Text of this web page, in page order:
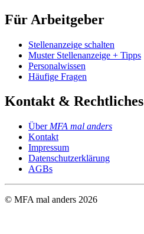
Für Arbeitgeber
Stellenanzeige schalten
Muster Stellenanzeige + Tipps
Personalwissen
Häufige Fragen
Kontakt & Rechtliches
Über MFA mal anders
Kontakt
Impressum
Datenschutzerklärung
AGBs
© MFA mal anders 2026